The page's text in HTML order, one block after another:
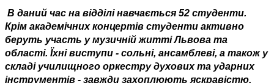
В даний час на відділі навчається 52 студенти.
Крім академічних концертів студенти активно
беруть участь у музичній житті Львова та
області. Їхні виступи - сольні, ансамблеві, а також у
складі училищного оркестру духових та ударних
інструментів - завжди захоплюють яскравістю,